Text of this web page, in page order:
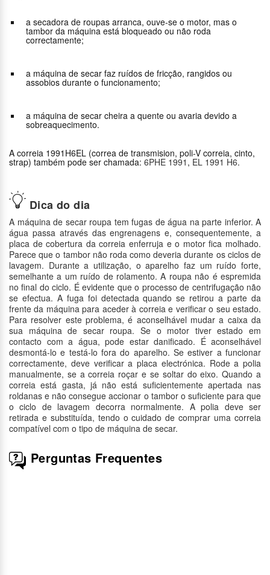
Dica do dia
A máquina de secar roupa tem fugas de água na parte inferior. A
água passa através das engrenagens e, consequentemente, a
placa de cobertura da correia enferruja e o motor fica molhado.
Parece que o tambor não roda como deveria durante os ciclos de
lavagem. Durante a utilização, o aparelho faz um ruído forte,
semelhante a um ruído de rolamento. A roupa não é espremida
no final do ciclo. É evidente que o processo de centrifugação não
se efectua. A fuga foi detectada quando se retirou a parte da
frente da máquina para aceder à correia e verificar o seu estado.
Para resolver este problema, é aconselhável mudar a caixa da
sua máquina de secar roupa. Se o motor tiver estado em
contacto com a água, pode estar danificado. É aconselhável
desmontá-lo e testá-lo fora do aparelho. Se estiver a funcionar
correctamente, deve verificar a placa electrónica. Rode a polia
manualmente, se a correia roçar e se soltar do eixo. Quando a
correia está gasta, já não está suficientemente apertada nas
roldanas e não consegue accionar o tambor o suficiente para que
o ciclo de lavagem decorra normalmente. A polia deve ser
retirada e substituída, tendo o cuidado de comprar uma correia
compatível com o tipo de máquina de secar.
a secadora de roupas arranca, ouve-se o motor, mas o
tambor da máquina está bloqueado ou não roda
correctamente;
a máquina de secar faz ruídos de fricção, rangidos ou
assobios durante o funcionamento;
a máquina de secar cheira a quente ou avaria devido a
sobreaquecimento.
A correia 1991H6EL (correa de transmision, poli-V correia, cinto,
strap) também pode ser chamada: 6PHE 1991 , EL 1991 H6.
Perguntas Frequentes